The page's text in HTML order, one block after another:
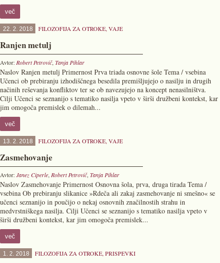
več
22. 2. 2018 FILOZOFIJA ZA OTROKE, VAJE
Ranjen metulj
Avtor: Robert Petrovič, Tanja Pihlar
Naslov Ranjen metulj Primernost Prva triada osnovne šole Tema / vsebina
Učenci ob prebiranju izhodiščnega besedila premišljujejo o nasilju in drugih
načinih reševanja konfliktov ter se ob navezujejo na koncept nenasilništva.
Cilji Učenci se seznanijo s tematiko nasilja vpeto v širši družbeni kontekst, kar
jim omogoča premislek o dilemah...
več
13. 2. 2018 FILOZOFIJA ZA OTROKE, VAJE
Zasmehovanje
Avtor:Janez Ciperle, Robert Petrovič, Tanja Pihlar
Naslov Zasmehovanje Primernost Osnovna šola, prva, druga tirada Tema /
vsebina Ob prebiranju slikanice »Rdeča ali zakaj zasmehovanje ni smešno« se
učenci seznanijo in poučijo o nekaj osnovnih značilnostih strahu in
medvrstniškega nasilja. Cilji Učenci se seznanijo s tematiko nasilja vpeto v
širši družbeni kontekst, kar jim omogoča premislek...
več
1. 2. 2018 FILOZOFIJA ZA OTROKE, PRISPEVKI